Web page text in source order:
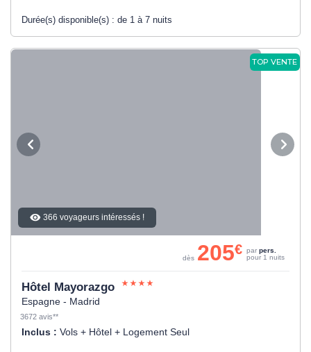
Durée(s) disponible(s) : de 1 à 7 nuits
TOP VENTE
366 voyageurs intéressés !
Hôtel Mayorazgo
Espagne - Madrid
3672 avis**
Inclus : Vols + Hôtel + Logement Seul
dès 205€ par pers.
pour 1 nuits